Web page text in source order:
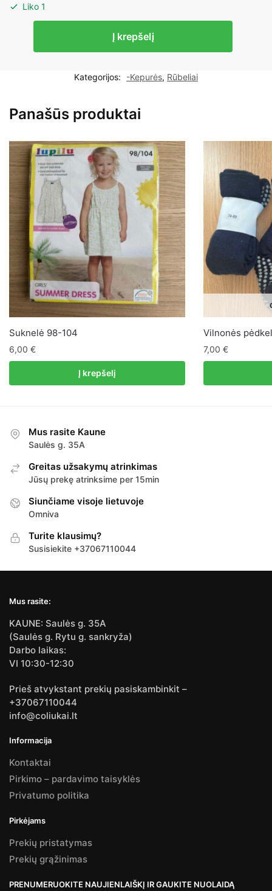
Liko 1
Disney
berniukui
9mėn
48cm
Į krepšelį
Kategorijos: -Kepurės, Rūbeliai
Panašūs produktai
Suknelė 98-104
6,00 €
Į krepšelį
Vilnonės
7,00 €
Mus rasite Kaune
Saulės g. 35A
Greitas užsakymų atrinkimas
Jūsų prekę atrinksime per 15min
Siunčiame visoje lietuvoje
Omniva
Turite klausimų?
Susisiekite +37067110044
Mus rasite:
KAUNE: Saulės g. 35A
(Saulės g. Rytu g. sankryža)
Darbo laikas:
VI 10:30-12:30
Prieš atvykstant prekių pasiskambinkit –
+37067110044
info@coliukai.lt
Informacija
Kontaktai
Pirkimo – pardavimo taisyklės
Privatumo politika
Pirkėjams
Prekių pristatymas
Prekių grąžinimas
PRENUMERUOKITE NAUJIENLAIŠKĮ IR GAUKITE NUOLAIDĄ